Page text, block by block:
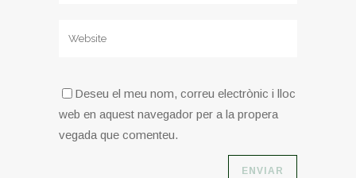
Deseu el meu nom, correu electrònic i lloc
web en aquest navegador per a la propera
vegada que comenteu.